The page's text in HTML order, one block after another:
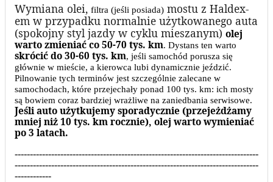
Wymiana olei, filtra (jeśli posiada) mostu z Haldex-
em w przypadku normalnie użytkowanego auta
(spokojny styl jazdy w cyklu mieszanym) olej
warto zmieniać co 50-70 tys. km. Dystans ten warto
skrócić do 30-60 tys. km, jeśli samochód porusza się
głównie w mieście, a kierowca lubi dynamicznie jeździć.
Pilnowanie tych terminów jest szczególnie zalecane w
samochodach, które przejechały ponad 100 tys. km: ich mosty
są bowiem coraz bardziej wrażliwe na zaniedbania serwisowe.
Jeśli auto użytkujemy sporadycznie (przejeżdżamy
mniej niż 10 tys. km rocznie), olej warto wymieniać
po 3 latach.
--------------------------------------------------------------------------------
--------------------------------------------------------------------------------
------------